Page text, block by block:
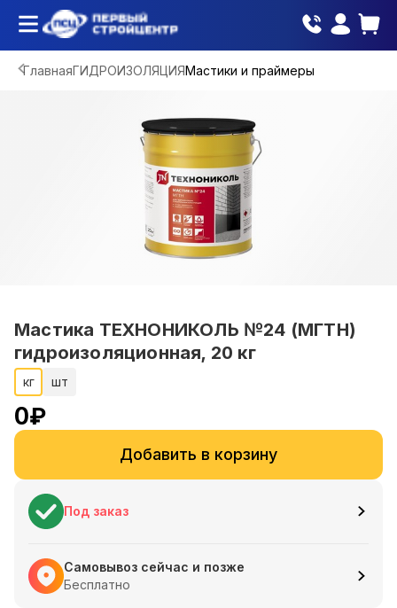
ГлавнаяГИДРОИЗОЛЯЦИЯМастики и праймеры
Мастика ТЕХНОНИКОЛЬ №24 (МГТН)
гидроизоляционная, 20 кг
кг шт
0₽
Добавить в корзину
Под заказ
Самовывоз сейчас и позже
Бесплатно